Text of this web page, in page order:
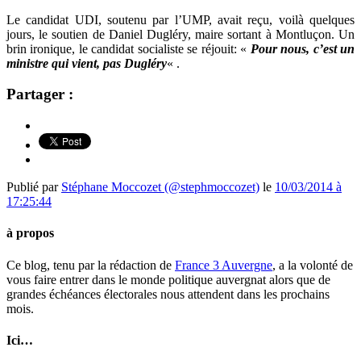
Le candidat UDI, soutenu par l’UMP, avait reçu, voilà quelques
jours, le soutien de Daniel Dugléry, maire sortant à Montluçon. Un
brin ironique, le candidat socialiste se réjouit: « Pour nous, c’est un
ministre qui vient, pas Dugléry« .
Partager :
Publié par Stéphane Moccozet (@stephmoccozet) le 10/03/2014 à
17:25:44
à propos
Ce blog, tenu par la rédaction de France 3 Auvergne, a la volonté de
vous faire entrer dans le monde politique auvergnat alors que de
grandes échéances électorales nous attendent dans les prochains
mois.
Ici…